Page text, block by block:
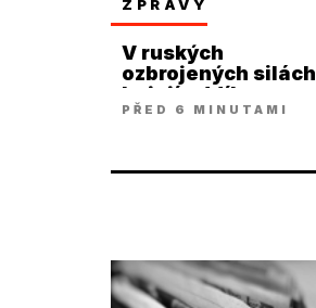
ZPRÁVY
V ruských
ozbrojených silách
bojují oddíly
Ukrajinců
PŘED 6 MINUTAMI